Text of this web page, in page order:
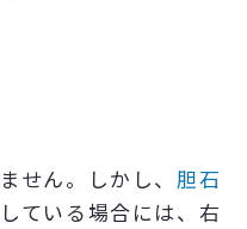
せん。しかし、 胆石
ている場合には、右